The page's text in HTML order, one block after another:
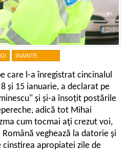
INAINTE
care l-a înregistrat cincinalul
și 15 ianuarie, a declarat pe
și și-a însoțit postările
adică tot Mihai
cum tocmai aţi crezut voi,
veghează la datorie şi
cinstirea apropiatei zile de